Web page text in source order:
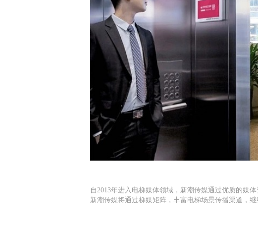
自2013年进入电梯媒体领域，新潮传媒通过优质的媒
新潮传媒将通过梯媒矩阵，丰富电梯场景传播渠道，